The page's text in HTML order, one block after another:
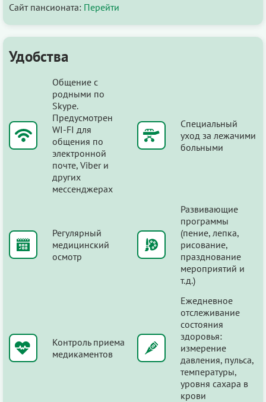
Сайт пансионата: Перейти
Удобства
Общение с
родными по
Skype.
Предусмотрен
WI-FI для
общения по
электронной
почте, Viber и
других
мессенджерах
Специальный
уход за лежачими
больными
Регулярный
медицинский
осмотр
Развивающие
программы
(пение, лепка,
рисование,
празднование
мероприятий и
т.д.)
Контроль приема
медикаментов
Ежедневное
отслеживание
состояния
здоровья:
измерение
давления, пульса,
температуры,
уровня сахара в
крови